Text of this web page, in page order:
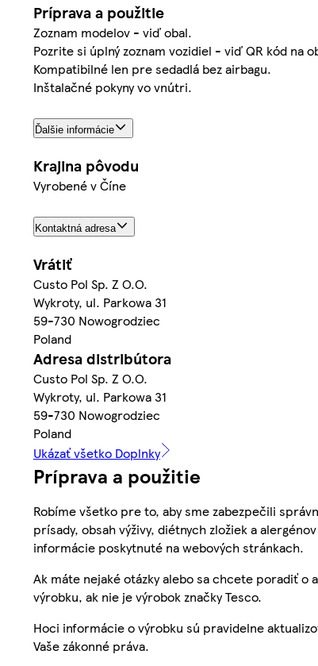
Príprava a použitie
Zoznam modelov - viď obal.
Pozrite si úplný zoznam vozidiel - viď QR kód na
Kompatibilné len pre sedadlá bez airbagu.
Inštalačné pokyny vo vnútri.
Ďalšie informácie
Krajina pôvodu
Vyrobené v Číne
Kontaktná adresa
Vrátiť
Custo Pol Sp. Z O.O.
Wykroty, ul. Parkowa 31
59-730 Nowogrodziec
Poland
Adresa distribútora
Custo Pol Sp. Z O.O.
Wykroty, ul. Parkowa 31
59-730 Nowogrodziec
Poland
Ukázať všetko Doplnky
Príprava a použitie
Robíme všetko pre to, aby sme zabezpečili
prísady, obsah výživy, diétnych zložiek a
informácie poskytnuté na webových stránkach.
Ak máte nejaké otázky alebo sa chcete poradiť o
výrobku, ak nie je výrobok značky Tesco.
Hoci informácie o výrobku sú pravidelne
Vaše zákonné práva.